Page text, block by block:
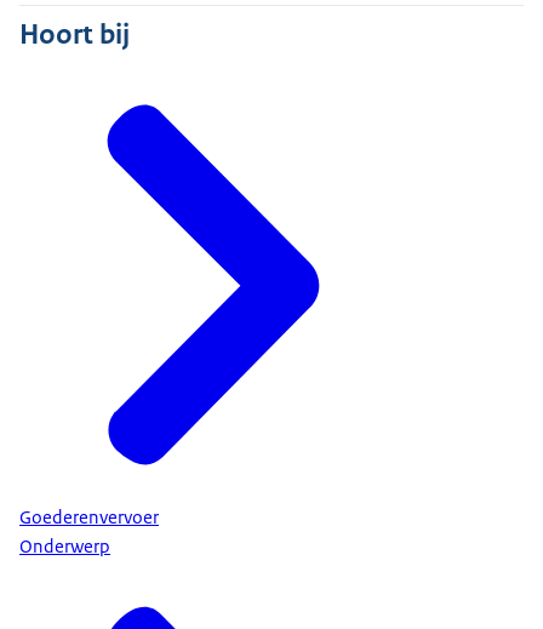
Hoort bij
Goederenvervoer
Onderwerp